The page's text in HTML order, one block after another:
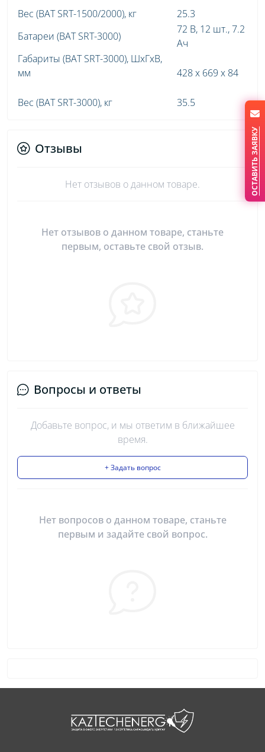
Вес (BAT SRT-1500/2000), кг
25.3
Батареи (BAT SRT-3000)
72 В, 12 шт., 7.2
Ач
Габариты (BAT SRT-3000), ШхГхВ,
мм
428 x 669 x 84
Вес (BAT SRT-3000), кг 35.5
Отзывы
Нет отзывов о данном товаре.
Нет отзывов о данном товаре, станьте
первым, оставьте свой отзыв.
Вопросы и ответы
Добавьте вопрос, и мы ответим в ближайшее
время.
+ Задать вопрос
Нет вопросов о данном товаре, станьте
первым и задайте свой вопрос.
ОСТАВИТЬ ЗАЯВКУ